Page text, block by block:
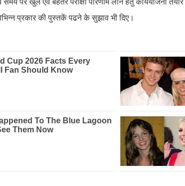
प्रकार की पुस्तकें पढने के सुझाव भी दिए।